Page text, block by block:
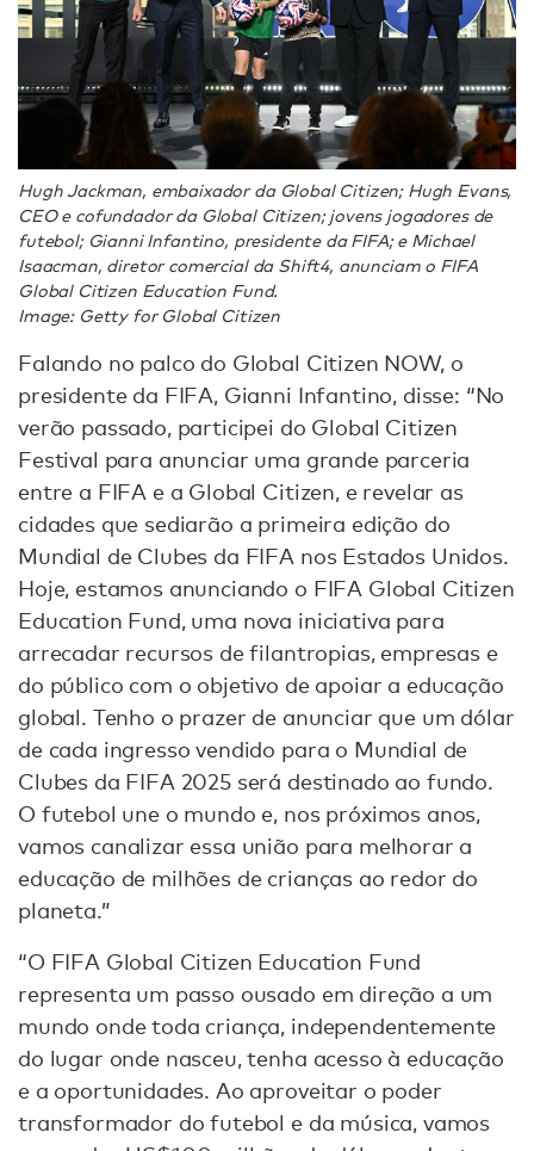
Hugh Jackman, embaixador da Global Citizen; Hugh Evans,
CEO e cofundador da Global Citizen; jovens jogadores de
futebol; Gianni Infantino, presidente da FIFA; e Michael
Isaacman, diretor comercial da Shift4, anunciam o FIFA
Global Citizen Education Fund.
Image: Getty for Global Citizen
Falando no palco do Global Citizen NOW, o
presidente da FIFA, Gianni Infantino, disse: “No
verão passado, participei do Global Citizen
Festival para anunciar uma grande parceria
entre a FIFA e a Global Citizen, e revelar as
cidades que sediarão a primeira edição do
Mundial de Clubes da FIFA nos Estados Unidos.
Hoje, estamos anunciando o FIFA Global Citizen
Education Fund, uma nova iniciativa para
arrecadar recursos de filantropias, empresas e
do público com o objetivo de apoiar a educação
global. Tenho o prazer de anunciar que um dólar
de cada ingresso vendido para o Mundial de
Clubes da FIFA 2025 será destinado ao fundo.
O futebol une o mundo e, nos próximos anos,
vamos canalizar essa união para melhorar a
educação de milhões de crianças ao redor do
planeta.”
“O FIFA Global Citizen Education Fund
representa um passo ousado em direção a um
mundo onde toda criança, independentemente
do lugar onde nasceu, tenha acesso à educação
e a oportunidades. Ao aproveitar o poder
transformador do futebol e da música, vamos